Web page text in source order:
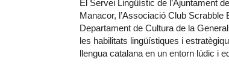
El Servei Lingüístic de l’Ajuntament
Manacor, l’Associació Club
Departament de Cultura de la
les habilitats lingüístiques i
llengua catalana en un entorn lúdic i